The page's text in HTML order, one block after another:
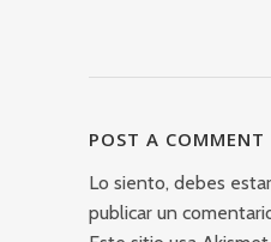
POST A COMMENT
Lo siento, debes estar
publicar un